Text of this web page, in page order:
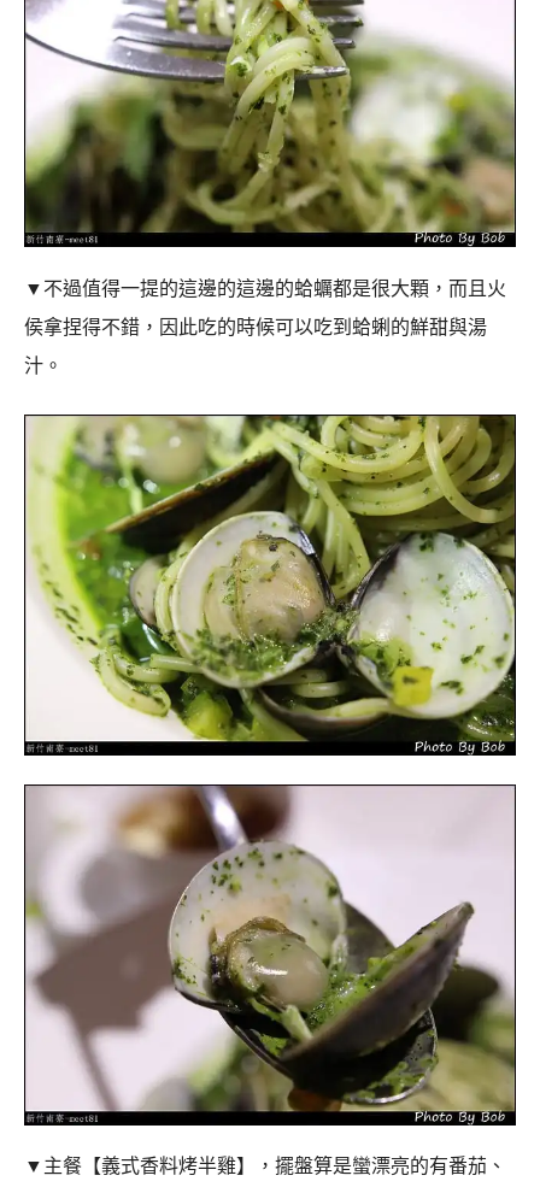
▼不過值得一提的這邊的這邊的蛤蠣都是很大顆，而且火
侯拿捏得不錯，因此吃的時候可以吃到蛤蜊的鮮甜與湯
汁。
▼主餐 【義式香料烤半雞】，擺盤算是蠻漂亮的有番茄 、